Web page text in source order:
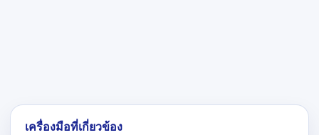
เครื่องมือที่เกี่ยวข้อง